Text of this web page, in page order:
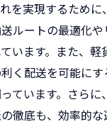
を実現するために
ルートの最適化
います。また、軽
く配送を可能にす
ています。さらに
徹底も、効率的